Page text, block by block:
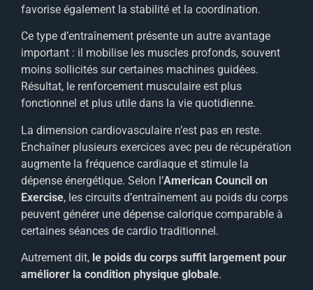
favorise également la stabilité et la coordination.
Ce type d’entraînement présente un autre avantage
important : il mobilise les muscles profonds, souvent
moins sollicités sur certaines machines guidées.
Résultat, le renforcement musculaire est plus
fonctionnel et plus utile dans la vie quotidienne.
La dimension cardiovasculaire n’est pas en reste.
Enchaîner plusieurs exercices avec peu de récupération
augmente la fréquence cardiaque et stimule la
dépense énergétique. Selon l’American Council on
Exercise, les circuits d’entraînement au poids du corps
peuvent générer une dépense calorique comparable à
certaines séances de cardio traditionnel.
Autrement dit, le poids du corps suffit largement pour
améliorer la condition physique globale.